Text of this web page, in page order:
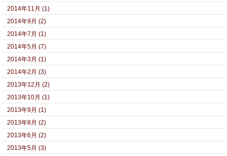
2014年11月 (1)
2014年9月 (2)
2014年7月 (1)
2014年5月 (7)
2014年3月 (1)
2014年2月 (3)
2013年12月 (2)
2013年10月 (1)
2013年9月 (1)
2013年8月 (2)
2013年6月 (2)
2013年5月 (3)